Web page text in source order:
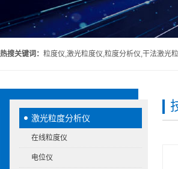
热搜关键词： 粒度仪,激光粒度仪,粒度分析仪,干法激光
激光粒度分析仪
在线粒度仪
电位仪